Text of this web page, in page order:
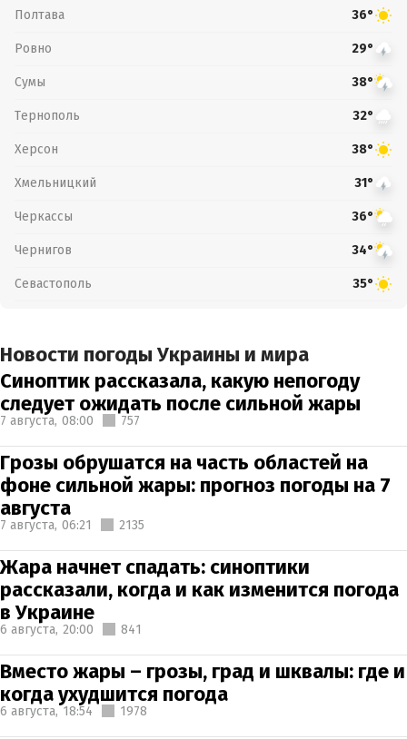
Полтава 36°
Ровно 29°
Сумы 38°
Тернополь 32°
Херсон 38°
Хмельницкий 31°
Черкассы 36°
Чернигов 34°
Севастополь 35°
Новости погоды Украины и мира
Синоптик рассказала, какую непогоду
следует ожидать после сильной жары
7 августа, 08:00 757
Грозы обрушатся на часть областей на
фоне сильной жары: прогноз погоды на 7
августа
7 августа, 06:21 2135
Жара начнет спадать: синоптики
рассказали, когда и как изменится погода
в Украине
6 августа, 20:00 841
Вместо жары – грозы, град и шквалы: где и
когда ухудшится погода
6 августа, 18:54 1978